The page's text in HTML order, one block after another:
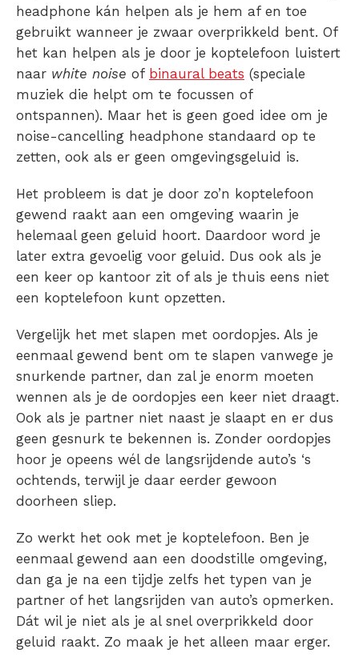
headphone kán helpen als je hem af en toe
gebruikt wanneer je zwaar overprikkeld bent. Of
het kan helpen als je door je koptelefoon luistert
naar white noise of binaural beats (speciale
muziek die helpt om te focussen of
ontspannen). Maar het is geen goed idee om je
noise-cancelling headphone standaard op te
zetten, ook als er geen omgevingsgeluid is.
Het probleem is dat je door zo’n koptelefoon
gewend raakt aan een omgeving waarin je
helemaal geen geluid hoort. Daardoor word je
later extra gevoelig voor geluid. Dus ook als je
een keer op kantoor zit of als je thuis eens niet
een koptelefoon kunt opzetten.
Vergelijk het met slapen met oordopjes. Als je
eenmaal gewend bent om te slapen vanwege je
snurkende partner, dan zal je enorm moeten
wennen als je de oordopjes een keer niet draagt.
Ook als je partner niet naast je slaapt en er dus
geen gesnurk te bekennen is. Zonder oordopjes
hoor je opeens wél de langsrijdende auto’s ‘s
ochtends, terwijl je daar eerder gewoon
doorheen sliep.
Zo werkt het ook met je koptelefoon. Ben je
eenmaal gewend aan een doodstille omgeving,
dan ga je na een tijdje zelfs het typen van je
partner of het langsrijden van auto’s opmerken.
Dát wil je niet als je al snel overprikkeld door
geluid raakt. Zo maak je het alleen maar erger.